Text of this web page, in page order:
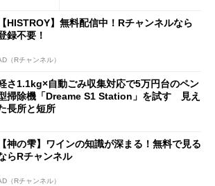
【HISTROY】無料配信中！Rチャンネルなら
録不要！
（Rチャンネル）
さ1.1kg×自動ごみ収集対応で5万円台のペン
掃除機「Dreame S1 Station」を試す 見え
長所と短所
【神の雫】ワインの知識が深まる！無料で見る
らRチャンネル
（Rチャンネル）